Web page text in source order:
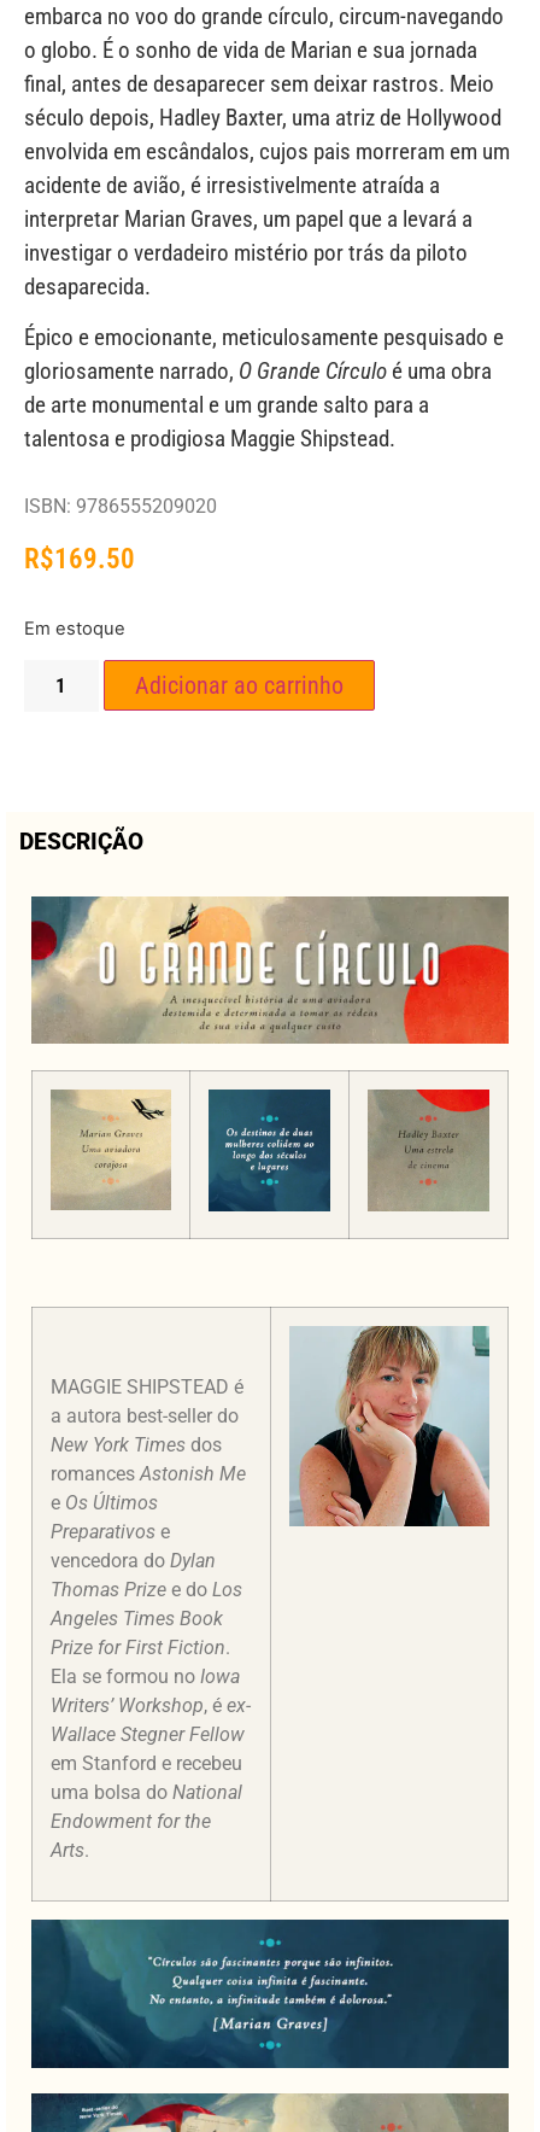
embarca no voo do grande círculo, circum-navegando
o globo. É o sonho de vida de Marian e sua jornada
final, antes de desaparecer sem deixar rastros. Meio
século depois, Hadley Baxter, uma atriz de Hollywood
envolvida em escândalos, cujos pais morreram em um
acidente de avião, é irresistivelmente atraída a
interpretar Marian Graves, um papel que a levará a
investigar o verdadeiro mistério por trás da piloto
desaparecida.
Épico e emocionante, meticulosamente pesquisado e
gloriosamente narrado, O Grande Círculo é uma obra
de arte monumental e um grande salto para a
talentosa e prodigiosa Maggie Shipstead.
ISBN: 9786555209020
R$169.50
Em estoque
Adicionar ao carrinho
DESCRIÇÃO
MAGGIE SHIPSTEAD é
a autora best-seller do
New York Times dos
romances Astonish Me
e Os Últimos
Preparativos e
vencedora do Dylan
Thomas Prize e do Los
Angeles Times Book
Prize for First Fiction.
Ela se formou no Iowa
Writers’ Workshop, é ex-
Wallace Stegner Fellow
em Stanford e recebeu
uma bolsa do National
Endowment for the
Arts.